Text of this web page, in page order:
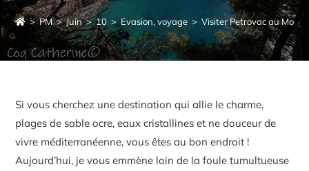
> PM > Juin > 10 > Evasion, voyage > Visiter Petrovac au
Si vous cherchez une destination qui allie le charme,
plages de sable ocre, eaux cristallines et ne douceur de
vivre méditerranéenne, vous êtes au bon endroit !
Aujourd’hui, je vous emmène loin de la foule tumultueuse